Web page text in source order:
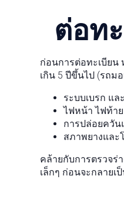
ต่อท
ก่อนการต่อทะเบียน
เกิน 5 ปีขึ้นไป (รถม
ระบบเบรก แล
ไฟหน้า ไฟท้
การปล่อยควัน
สภาพยางและ
คล้ายกับการตรวจร่
เล็กๆ ก่อนจะกลายเ